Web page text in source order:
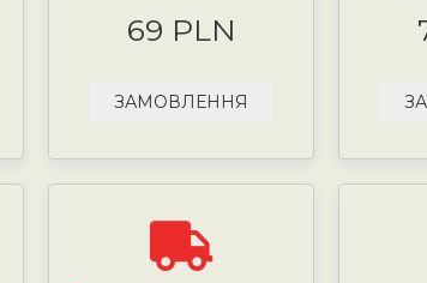
69 PLN
ЗАМОВЛЕННЯ